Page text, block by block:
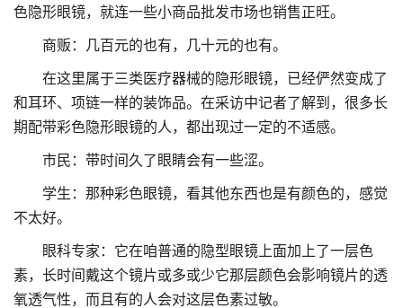
色隐形眼镜，就连一些小商品批发市场也销售正旺。
商贩：几百元的也有，几十元的也有。
在这里属于三类医疗器械的隐形眼镜，已经俨然变成了
和耳环、项链一样的装饰品。在采访中记者了解到，很多长
期配带彩色隐形眼镜的人，都出现过一定的不适感。
市民：带时间久了眼睛会有一些涩。
学生：那种彩色眼镜，看其他东西也是有颜色的，感觉
不太好。
眼科专家：它在咱普通的隐型眼镜上面加上了一层色
素，长时间戴这个镜片或多或少它那层颜色会影响镜片的透
氧透气性，而且有的人会对这层色素过敏。